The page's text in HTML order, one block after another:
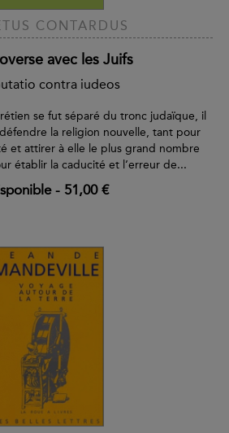
CONTARDUS
avec les Juifs
contra iudeos
se fut séparé du tronc judaïque, il
la religion nouvelle, tant pour
et attirer à elle le plus grand nombre
établir la caducité et l’erreur de...
- 51,00 €